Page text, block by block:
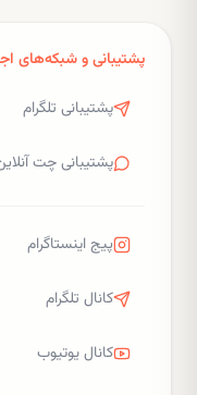
پشتیبانی و شبکه‌های
پشتیبانی تلگرام
پشتیبانی چت
پیج اینستاگرام
کانال تلگرام
کانال یوتیوب